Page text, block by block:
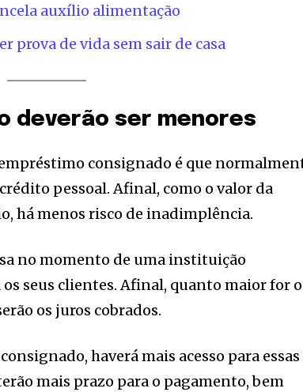
auxílio alimentação
prova de vida sem sair de casa
deverão ser menores
consignado é que
pessoal. Afinal, como o valor da
há menos risco de inadimplência.
no momento de uma instituição
seus clientes. Afinal, quanto maior for o
os juros cobrados.
haverá mais acesso para essas
mais prazo para o pagamento, bem